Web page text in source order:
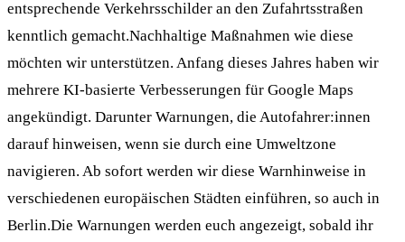
entsprechende Verkehrsschilder an den Zufahrtsstraßen
kenntlich gemacht.Nachhaltige Maßnahmen wie diese
möchten wir unterstützen. Anfang dieses Jahres haben wir
mehrere KI-basierte Verbesserungen für Google Maps
angekündigt. Darunter Warnungen, die Autofahrer:innen
darauf hinweisen, wenn sie durch eine Umweltzone
navigieren. Ab sofort werden wir diese Warnhinweise in
verschiedenen europäischen Städten einführen, so auch in
Berlin.Die Warnungen werden euch angezeigt, sobald ihr